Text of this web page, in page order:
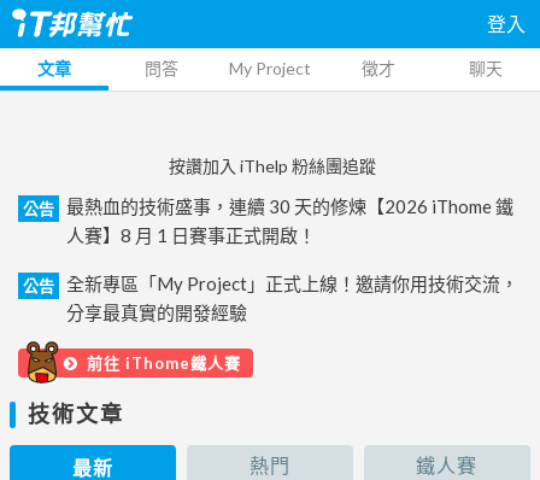
登入
文章 問答 My Project 徵才 聊天
按讚加入 iThelp 粉絲團追蹤
公告
最熱血的技術盛事，連續 30 天的修煉【2026 iThome 鐵
人賽】8 月 1 日賽事正式開啟！
公告
全新專區「My Project」正式上線！邀請你用技術交流，
分享最真實的開發經驗
前往 iThome鐵人賽
技術文章
最新 熱門 鐵人賽